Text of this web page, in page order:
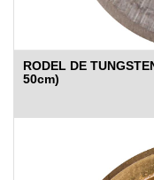
RODEL DE
50cm)